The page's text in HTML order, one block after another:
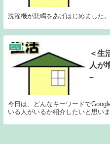
洗濯機が悲鳴をあげはじめました。
生活
＜生
人が
–
今日は、どんなキーワードで
いる人がいるか紹介したいと思いま